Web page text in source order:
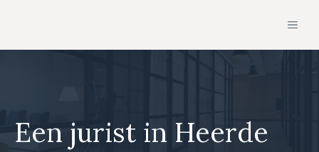
de
Een jurist in Heerde